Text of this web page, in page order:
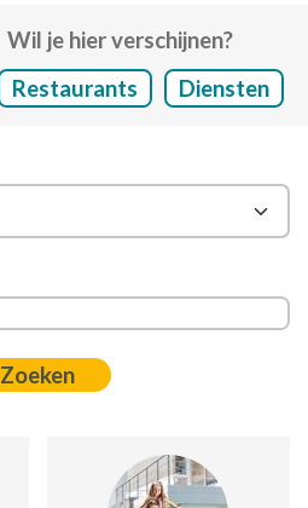
Wil je hier verschijnen?
Restaurants Diensten